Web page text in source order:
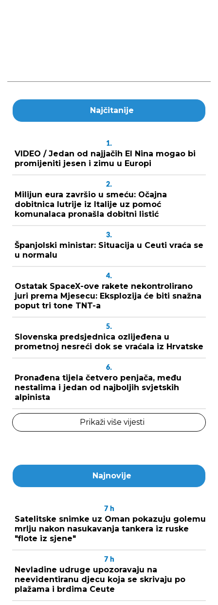
Najčitanije
1.
VIDEO / Jedan od najjačih El Nina mogao bi
promijeniti jesen i zimu u Europi
2.
Milijun eura završio u smeću: Očajna
dobitnica lutrije iz Italije uz pomoć
komunalaca pronašla dobitni listić
3.
Španjolski ministar: Situacija u Ceuti vraća se
u normalu
4.
Ostatak SpaceX-ove rakete nekontrolirano
juri prema Mjesecu: Eksplozija će biti snažna
poput tri tone TNT-a
5.
Slovenska predsjednica ozlijeđena u
prometnoj nesreći dok se vraćala iz Hrvatske
6.
Pronađena tijela četvero penjača, među
nestalima i jedan od najboljih svjetskih
alpinista
Prikaži više vijesti
Najnovije
7 h
Satelitske snimke uz Oman pokazuju golemu
mrlju nakon nasukavanja tankera iz ruske
"flote iz sjene"
7 h
Nevladine udruge upozoravaju na
neevidentiranu djecu koja se skrivaju po
plažama i brdima Ceute